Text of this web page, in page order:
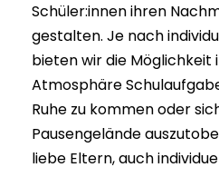
Schüler:innen ihren
gestalten. Je nach
bieten wir die Möglichkeit
Atmosphäre
Ruhe zu kommen oder
Pausengelände
liebe Eltern, auch